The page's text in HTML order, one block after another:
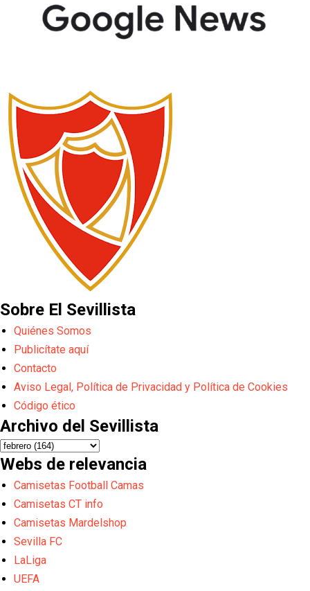
Sobre El Sevillista
Quiénes Somos
Publicítate aquí
Contacto
Aviso Legal, Política de Privacidad y Política de Cookies
Código ético
Archivo del Sevillista
Webs de relevancia
Camisetas Football Camas
Camisetas CT info
Camisetas Mardelshop
Sevilla FC
LaLiga
UEFA